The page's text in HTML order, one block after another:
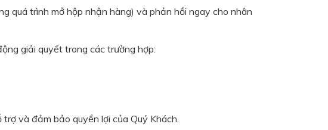
quá trình mở hộp nhận hàng) và phản hồi ngay cho nhân
giải quyết trong các trường hợp:
và đảm bảo quyền lợi của Quý Khách.